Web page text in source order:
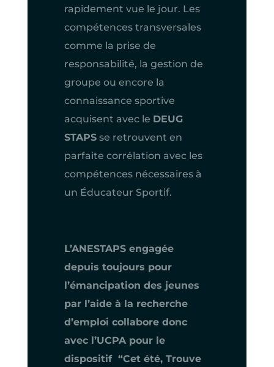
rapidement vue le jour. Les
compétences transversales
comme la prise de
responsabilité, la gestion de
groupe ou encore la
connaissance sportive
acquisent avec le DEUG
STAPSse retrouvent en
parfaite corrélation avec les
compétences nécessaires à
un Éducateur Sportif.
L’ANESTAPS engagée
depuis toujours pour
l’émancipation des jeunes
par l’aide à la recherche
d’emploi collabore donc
avec l’UCPA pour le
dispositif “Cet été, Trouve